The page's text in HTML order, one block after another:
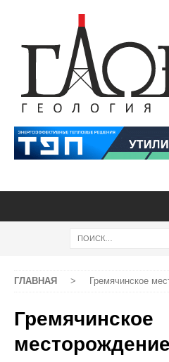
ГЛАВНАЯ > Гремячинское
Гремячинское
месторождение